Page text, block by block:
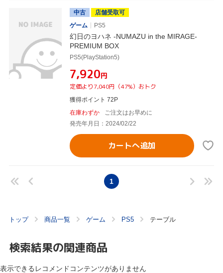
中古
店舗受取可
ゲーム
PS5
幻日のヨハネ -NUMAZU in the MIRAGE-
PREMIUM BOX
PS5(PlayStation5)
¥7,920円
定価より7,040円（47%）おトク
獲得ポイント 72P
在庫わずか
ご注文はお早めに
発売年月日：2024/02/22
カートへ追加
1
トップ 商品一覧 ゲーム PS5 テーブル
検索結果の関連商品
表示できるレコメンドコンテンツがありません